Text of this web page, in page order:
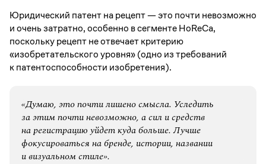
Юридический патент на рецепт — это почти невозможно
и очень затратно, особенно в сегменте HoReCa,
поскольку рецепт не отвечает критерию
«изобретательского уровня» (одно из требований
к патентоспособности изобретения).
«Думаю, это почти лишено смысла. Уследить
за этим почти невозможно, а сил и средств
на регистрацию уйдет куда больше. Лучше
фокусироваться на бренде, истории, названии
и визуальном стиле».